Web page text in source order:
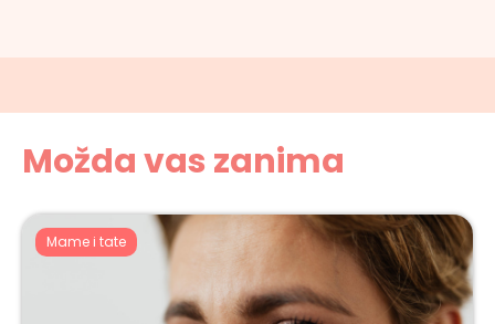
Možda vas zanima
Mame i tate